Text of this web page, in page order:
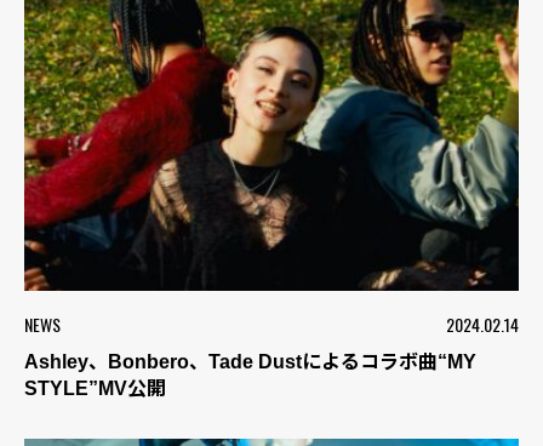
NEWS 2024.02.14
Ashley、Bonbero、Tade Dustによるコラボ曲“MY
STYLE”MV公開